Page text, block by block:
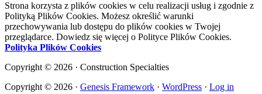
Strona korzysta z plików cookies w celu realizacji usług i zgodnie z
Polityką Plików Cookies. Możesz określić warunki
przechowywania lub dostępu do plików cookies w Twojej
przeglądarce. Dowiedz się więcej o Polityce Plików Cookies.
Polityka Plików Cookies
Copyright © 2026 · Construction Specialties
Copyright © 2026 · Genesis Framework · WordPress · Log in